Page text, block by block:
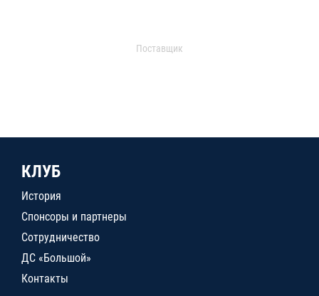
Поставщик
КЛУБ
История
Спонсоры и партнеры
Сотрудничество
ДС «Большой»
Контакты